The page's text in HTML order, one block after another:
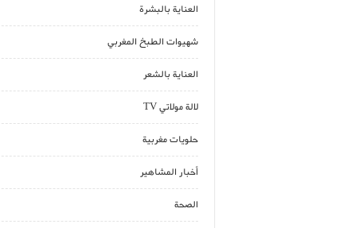
العناية بالبشرة
شهيوات الطبخ المغربي
العناية بالشعر
لالة مولاتي TV
حلويات مغربية
أخبار المشاهير
الصحة